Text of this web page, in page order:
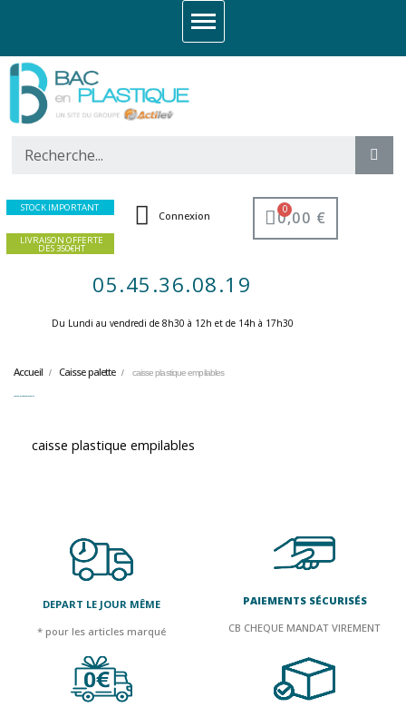
STOCK IMPORTANT
LIVRAISON OFFERTE
DES 350€HT
Connexion 0,00 €
05.45.36.08.19
Du Lundi au vendredi de 8h30 à 12h et de 14h à 17h30 ​
Accueil Caisse palette caisse plastique empilables
caisse plastique empilables
DEPART LE JOUR MÊME
* pour les articles marqué
PAIEMENTS SÉCURISÉS
CB CHEQUE MANDAT VIREMENT